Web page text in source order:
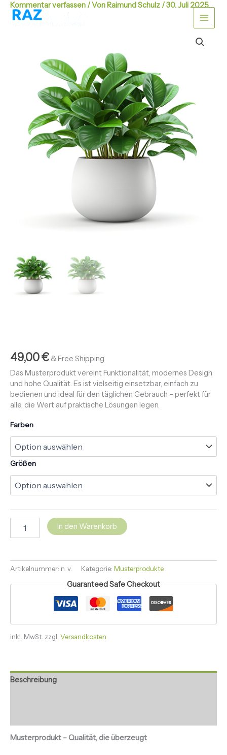
Zum
Inhalt
springen
Main
Menu
Kommentar verfassen / Von Raimund Schulz /30. Juli 2025
49,00€ & Free Shipping
Das Musterprodukt vereint Funktionalität, modernes Design
und hohe Qualität. Es ist vielseitig einsetzbar, einfach zu
bedienen und ideal für den täglichen Gebrauch – perfekt für
alle, die Wert auf praktische Lösungen legen.
Farben
Größen
In den Warenkorb
Artikelnummer: n. v. Kategorie: Musterprodukte
Guaranteed Safe Checkout
inkl. MwSt. zzgl. Versandkosten
Beschreibung
Musterprodukt – Qualität, die überzeugt